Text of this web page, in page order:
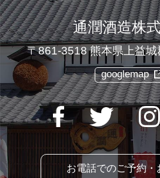
通潤酒造株
〒861-3518 熊本県上益
googlemap
お電話でのご予約・